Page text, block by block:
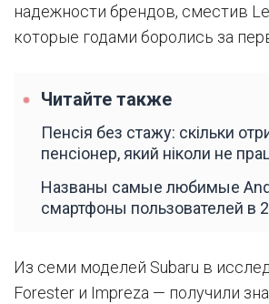
надежности брендов, сместив
которые годами боролись за
Читайте также
Пенсія без стажу: скільки
пенсіонер, який ніколи не
Названы самые любимые
смартфоны пользователей в
Из семи моделей Subaru в
Forester и Impreza — получили